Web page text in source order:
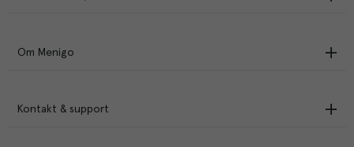
Om Menigo
Kontakt & support